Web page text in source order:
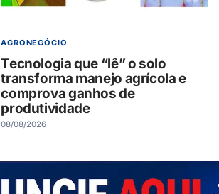
AGRONEGÓCIO
Tecnologia que “lê” o solo
transforma manejo agrícola e
comprova ganhos de
produtividade
08/08/2026